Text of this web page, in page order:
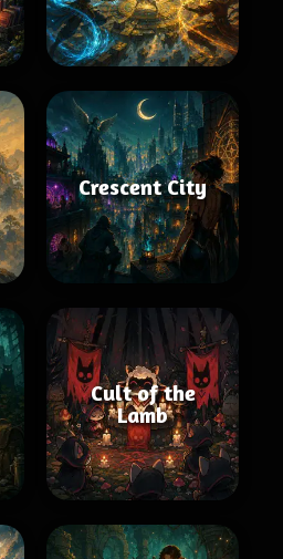
Crescent City
Cult of the
Lamb